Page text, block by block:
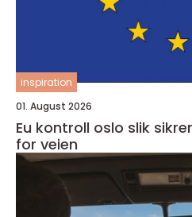
inspiration
01. August 2026
Eu kontroll oslo slik sikrer du at bilen er klar
for veien